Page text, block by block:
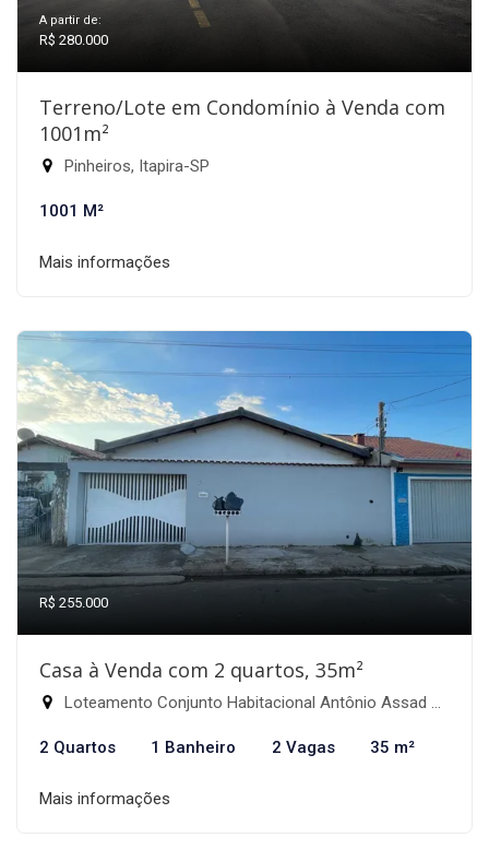
A partir de:
R$ 280.000
Terreno/Lote em Condomínio à Venda com
1001m²
Pinheiros, Itapira-SP
1001 M²
Mais informações
R$ 255.000
Casa à Venda com 2 quartos, 35m²
Loteamento Conjunto Habitacional Antônio Assad Alcici, Itapira-SP
2 Quartos 1 Banheiro 2 Vagas 35 m²
Mais informações